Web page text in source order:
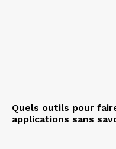
Quels outils pour
applications sans